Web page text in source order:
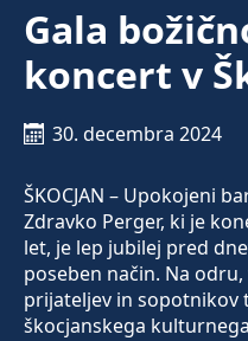
Gala
koncert v
30. decembra 2024
ŠKOCJAN – Upokojeni
Zdravko Perger, ki je
let, je lep jubilej pred
poseben način. Na
prijateljev in sopotnikov
škocjanskega